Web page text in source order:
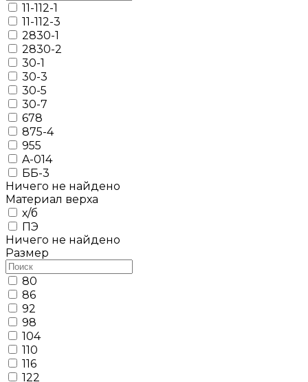
11-112-1
11-112-3
2830-1
2830-2
30-1
30-3
30-5
30-7
678
875-4
955
A-014
ББ-3
Ничего не найдено
Материал верха
х/б
ПЭ
Ничего не найдено
Размер
80
86
92
98
104
110
116
122